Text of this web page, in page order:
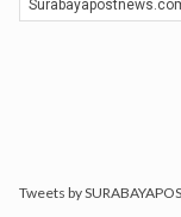
Tweets by